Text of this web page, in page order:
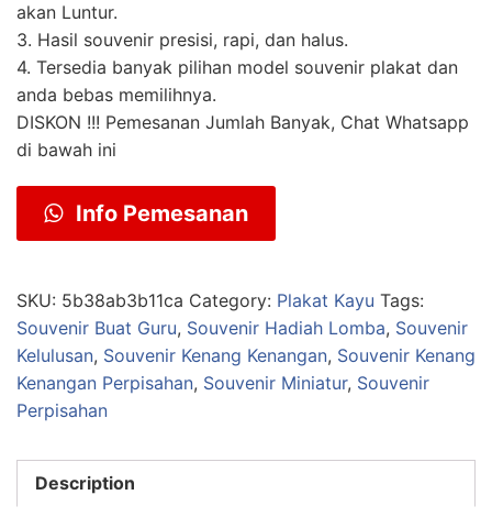
akan Luntur.
3. Hasil souvenir presisi, rapi, dan halus.
4. Tersedia banyak pilihan model souvenir plakat dan
anda bebas memilihnya.
DISKON !!! Pemesanan Jumlah Banyak, Chat Whatsapp
di bawah ini
Info Pemesanan
SKU: 5b38ab3b11ca Category: Plakat Kayu Tags:
Souvenir Buat Guru, Souvenir Hadiah Lomba, Souvenir
Kelulusan, Souvenir Kenang Kenangan, Souvenir Kenang
Kenangan Perpisahan, Souvenir Miniatur, Souvenir
Perpisahan
Description